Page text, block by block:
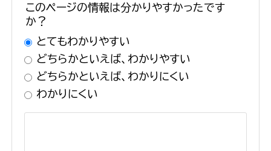
このページの情報は分かりやすかったです
か？
とてもわかりやすい
どちらかといえば、わかりやすい
どちらかといえば、わかりにくい
わかりにくい